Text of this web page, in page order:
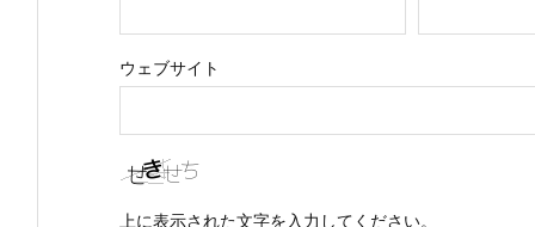
ウェブサイト
上に表示された文字を入力してください。